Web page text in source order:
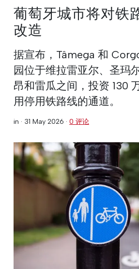
葡萄牙城市将对铁
改造
据宣布，Tâmega 和
园位于维拉雷亚尔、圣玛
昂和雷瓜之间，投资 130
用停用铁路线的通道。
in · 31 May 2026 · 0 评论